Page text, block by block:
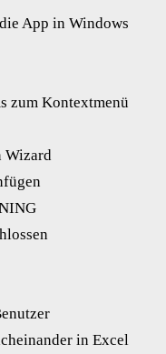
App in Windows
zum Kontextmenü
Wizard
in Excel